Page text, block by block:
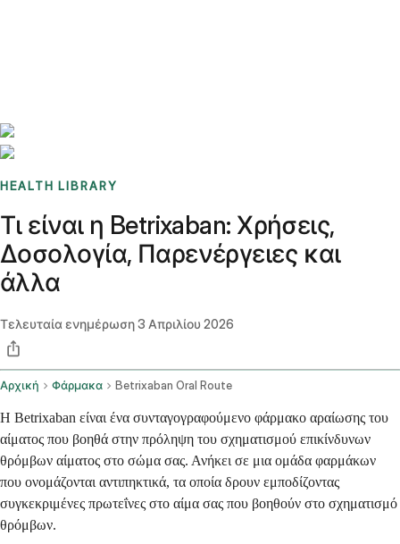
HEALTH LIBRARY
Τι είναι η Betrixaban: Χρήσεις,
Δοσολογία, Παρενέργειες και
άλλα
Τελευταία ενημέρωση3 Απριλίου 2026
Αρχική Φάρμακα Betrixaban Oral Route
Η Betrixaban είναι ένα συνταγογραφούμενο φάρμακο αραίωσης του
αίματος που βοηθά στην πρόληψη του σχηματισμού επικίνδυνων
θρόμβων αίματος στο σώμα σας. Ανήκει σε μια ομάδα φαρμάκων
που ονομάζονται αντιπηκτικά, τα οποία δρουν εμποδίζοντας
συγκεκριμένες πρωτεΐνες στο αίμα σας που βοηθούν στο σχηματισμό
θρόμβων.